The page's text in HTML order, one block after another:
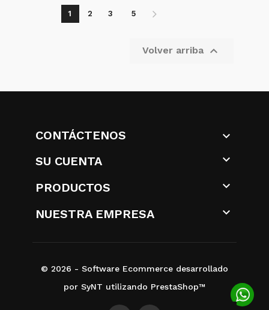
1 2 3 5
Volver arriba 
CONTÁCTENOS

SU CUENTA

PRODUCTOS

NUESTRA EMPRESA

© 2026 - Software Ecommerce desarrollado
por SyNT utilizando PrestaShop™